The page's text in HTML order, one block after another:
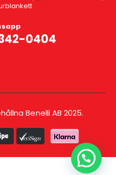
0404
Benelli AB 2025.